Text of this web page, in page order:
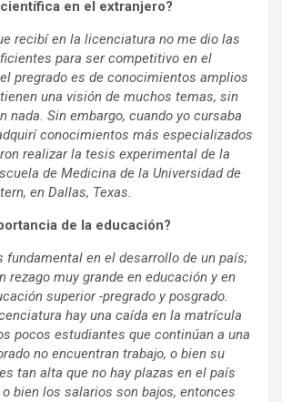
en el extranjero?
recibí en la licenciatura no me dio las
para ser competitivo en el
pregrado es de conocimientos amplios
una visión de muchos temas, sin
nada. Sin embargo, cuando yo cursaba
conocimientos más especializados
realizar la tesis experimental de la
de Medicina de la Universidad de
en Dallas, Texas.
de la educación?
fundamental en el desarrollo de un país;
rezago muy grande en educación y en
superior -pregrado y posgrado.
hay una caída en la matrícula
pocos estudiantes que continúan a una
no encuentran trabajo, o bien su
tan alta que no hay plazas en el país
bien los salarios son bajos, entonces